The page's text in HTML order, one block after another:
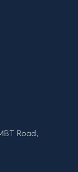
Road,